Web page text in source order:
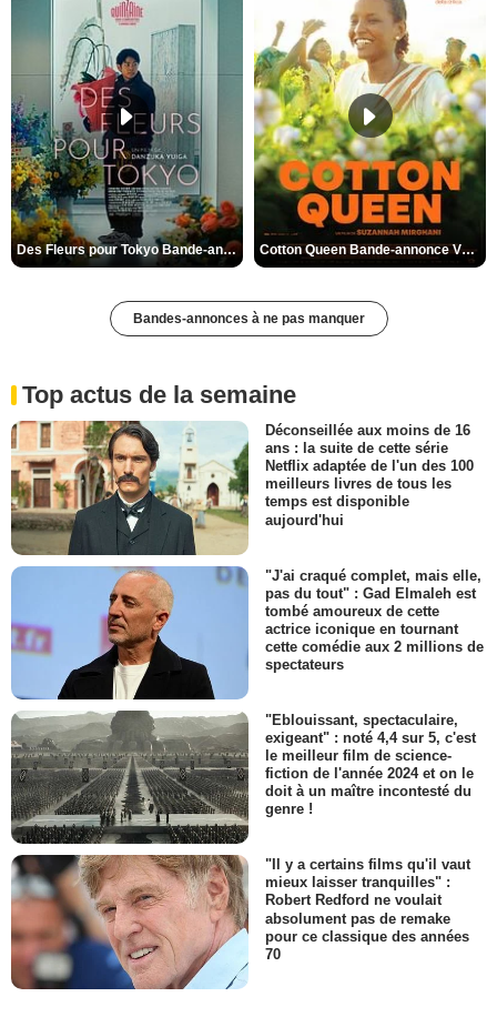
Des Fleurs pour Tokyo Bande-annonce VO STFR Cotton Queen Bande-annonce VO STFR
Bandes-annonces à ne pas manquer
Top actus de la semaine
Déconseillée aux moins de 16
ans : la suite de cette série
Netflix adaptée de l'un des 100
meilleurs livres de tous les
temps est disponible
aujourd'hui
"J'ai craqué complet, mais elle,
pas du tout" : Gad Elmaleh est
tombé amoureux de cette
actrice iconique en tournant
cette comédie aux 2 millions de
spectateurs
"Eblouissant, spectaculaire,
exigeant" : noté 4,4 sur 5, c'est
le meilleur film de science-
fiction de l'année 2024 et on le
doit à un maître incontesté du
genre !
"Il y a certains films qu'il vaut
mieux laisser tranquilles" :
Robert Redford ne voulait
absolument pas de remake
pour ce classique des années
70